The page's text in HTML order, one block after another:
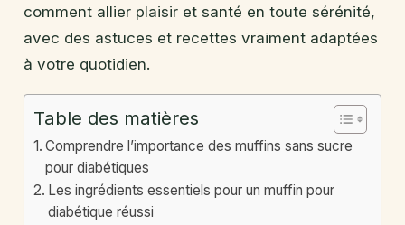
comment allier plaisir et santé en toute sérénité,
avec des astuces et recettes vraiment adaptées
à votre quotidien.
Table des matières
Comprendre l’importance des muffins sans sucre
pour diabétiques
Les ingrédients essentiels pour un muffin pour
diabétique réussi